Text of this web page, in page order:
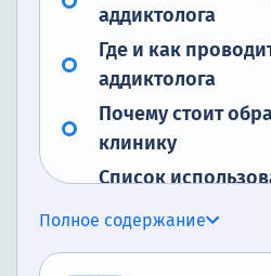
аддиктолога
Где и как
аддиктолога
Почему стоит
клинику
Список
Полное содержание